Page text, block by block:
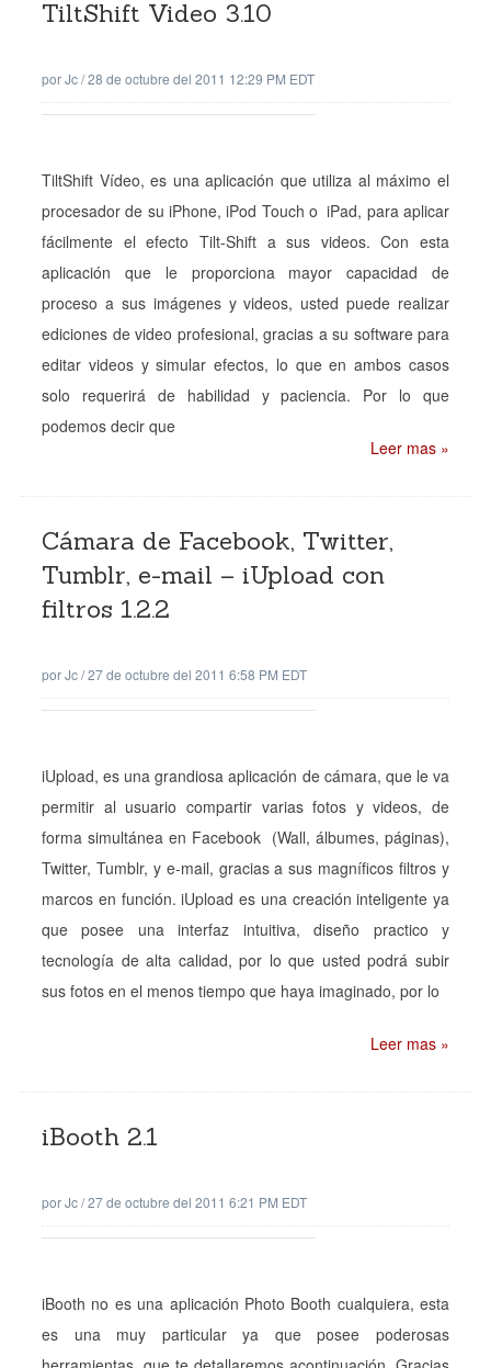
TiltShift Video 3.10
porJc/28 de octubre del 2011 12:29 PM EDT
TiltShift Vídeo, es una aplicación que utiliza al máximo el
procesador de su iPhone, iPod Touch o iPad, para aplicar
fácilmente el efecto Tilt-Shift a sus videos. Con esta
aplicación que le proporciona mayor capacidad de
proceso a sus imágenes y videos, usted puede realizar
ediciones de video profesional, gracias a su software para
editar videos y simular efectos, lo que en ambos casos
solo requerirá de habilidad y paciencia. Por lo que
podemos decir que
Leer mas »
Cámara de Facebook, Twitter,
Tumblr, e-mail – iUpload con
filtros 1.2.2
porJc/27 de octubre del 2011 6:58 PM EDT
iUpload, es una grandiosa aplicación de cámara, que le va
permitir al usuario compartir varias fotos y videos, de
forma simultánea en Facebook (Wall, álbumes, páginas),
Twitter, Tumblr, y e-mail, gracias a sus magníficos filtros y
marcos en función. iUpload es una creación inteligente ya
que posee una interfaz intuitiva, diseño practico y
tecnología de alta calidad, por lo que usted podrá subir
sus fotos en el menos tiempo que haya imaginado, por lo
Leer mas »
iBooth 2.1
porJc/27 de octubre del 2011 6:21 PM EDT
iBooth no es una aplicación Photo Booth cualquiera, esta
es una muy particular ya que posee poderosas